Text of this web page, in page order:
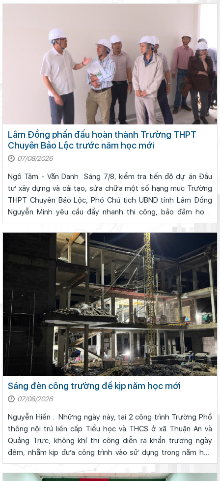
nghề nghiệp trong tương ...
Lâm Đồng phấn đấu hoàn thành Trường THPT
Chuyên Bảo Lộc trước năm học mới
07/08/2026
Ngô Tâm - Văn Danh Sáng 7/8, kiểm tra tiến độ dự án Đầu
tư xây dựng và cải tạo, sửa chữa một số hạng mục Trường
THPT Chuyên Bảo Lộc, Phó Chủ tịch UBND tỉnh Lâm Đồng
Nguyễn Minh yêu cầu đẩy nhanh thi công, bảo đảm hoàn
thành công trình trước năm học 2026 - 2027.Phó Chủ tịch
UBND tỉnh Nguyễn Minh yêu...
Sáng đèn công trường để kịp năm học mới
07/08/2026
Nguyễn Hiền . Những ngày này, tại 2 công trình Trường Phổ
thông nội trú liên cấp Tiểu học và THCS ở xã Thuận An và
Quảng Trực, không khí thi công diễn ra khẩn trương ngày
đêm, nhằm kịp đưa công trình vào sử dụng trong năm học
mới 2026 - 2027.Hình ảnh thi công ban đêm tại Trường Phổ
thông nội trú li...